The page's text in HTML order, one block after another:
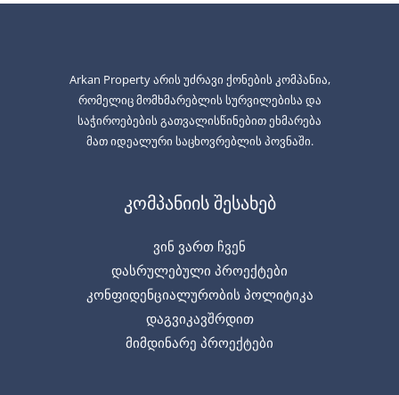
Arkan Property არის უძრავი ქონების კომპანია,
რომელიც მომხმარებლის სურვილებისა და
საჭიროებების გათვალისწინებით ეხმარება
მათ იდეალური საცხოვრებლის პოვნაში.
კომპანიის შესახებ
ვინ ვართ ჩვენ
დასრულებული პროექტები
კონფიდენციალურობის პოლიტიკა
დაგვიკავშრდით
მიმდინარე პროექტები